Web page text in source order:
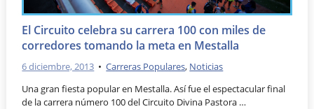
El Circuito celebra su carrera 100 con miles de
corredores tomando la meta en Mestalla
6 diciembre, 2013 •Carreras Populares, Noticias
Una gran fiesta popular en Mestalla. Así fue el espectacular final
de la carrera número 100 del Circuito Divina Pastora …